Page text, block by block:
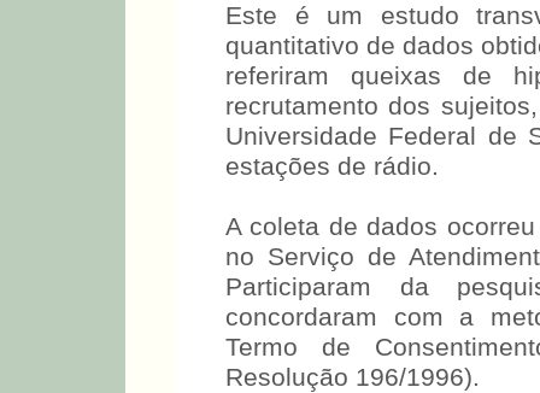
Este é um estudo
quantitativo de dados
que referiram queixas
recrutamento dos
Universidade Federal de
estações de rádio.
A coleta de dados
no Serviço de
Participaram da
concordaram com a
Termo de
Resolução 196/1996).